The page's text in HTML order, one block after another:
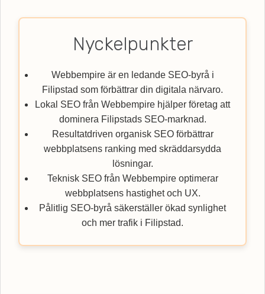
Nyckelpunkter
Webbempire är en ledande SEO-byrå i
Filipstad som förbättrar din digitala närvaro.
Lokal SEO från Webbempire hjälper företag att
dominera Filipstads SEO-marknad.
Resultatdriven organisk SEO förbättrar
webbplatsens ranking med skräddarsydda
lösningar.
Teknisk SEO från Webbempire optimerar
webbplatsens hastighet och UX.
Pålitlig SEO-byrå säkerställer ökad synlighet
och mer trafik i Filipstad.